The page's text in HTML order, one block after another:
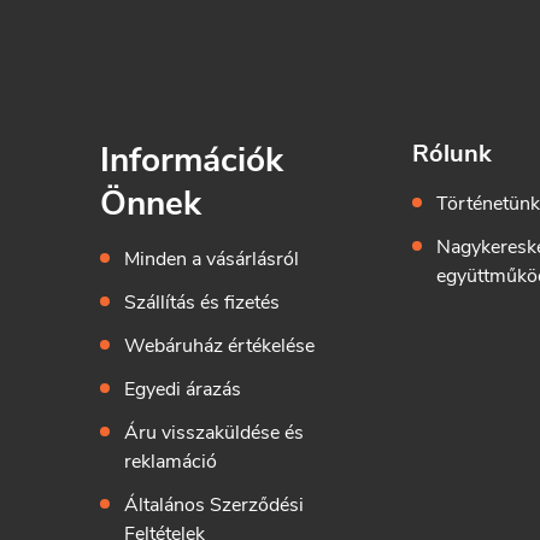
Információk
Önnek
Minden a vásárlásról
Szállítás és fizetés
Webáruház értékelése
Egyedi árazás
Áru visszaküldése és
reklamáció
Általános Szerződési
Feltételek
Rólunk
Történetünk